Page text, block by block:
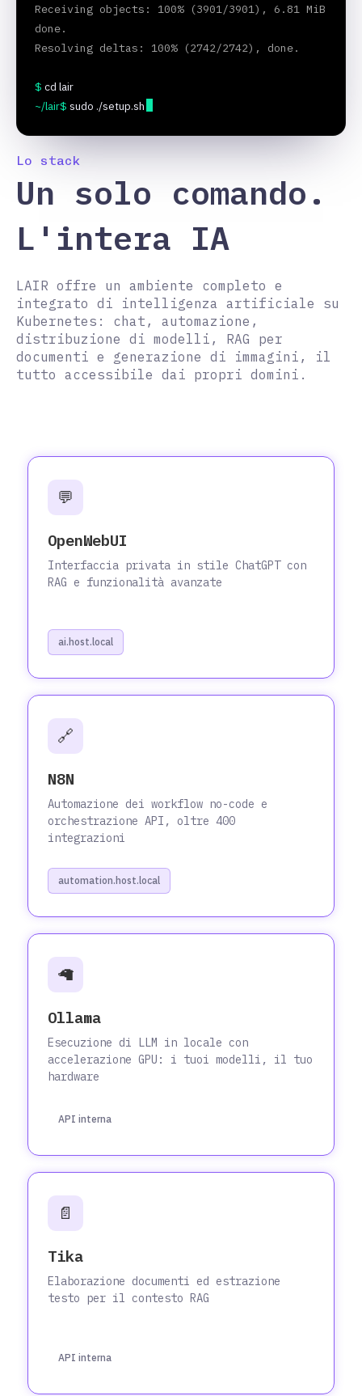
Receiving objects: 100% (3901/3901), 6.81 MiB
done.
Resolving deltas: 100% (2742/2742), done.
$ cd lair
~/lair$ sudo ./setup.sh
Lo stack
Un solo comando.
L'intera IA
LAIR offre un ambiente completo e
integrato di intelligenza artificiale su
Kubernetes: chat, automazione,
distribuzione di modelli, RAG per
documenti e generazione di immagini, il
tutto accessibile dai propri domini.
💬
OpenWebUI
Interfaccia privata in stile ChatGPT con
RAG e funzionalità avanzate
ai.host.local
🔗
N8N
Automazione dei workflow no-code e
orchestrazione API, oltre 400
integrazioni
automation.host.local
🦙
Ollama
Esecuzione di LLM in locale con
accelerazione GPU: i tuoi modelli, il tuo
hardware
API interna
📄
Tika
Elaborazione documenti ed estrazione
testo per il contesto RAG
API interna